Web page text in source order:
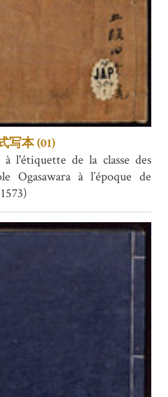
写本 (01)
à l'étiquette de la classe des
Ogasawara à l’époque de